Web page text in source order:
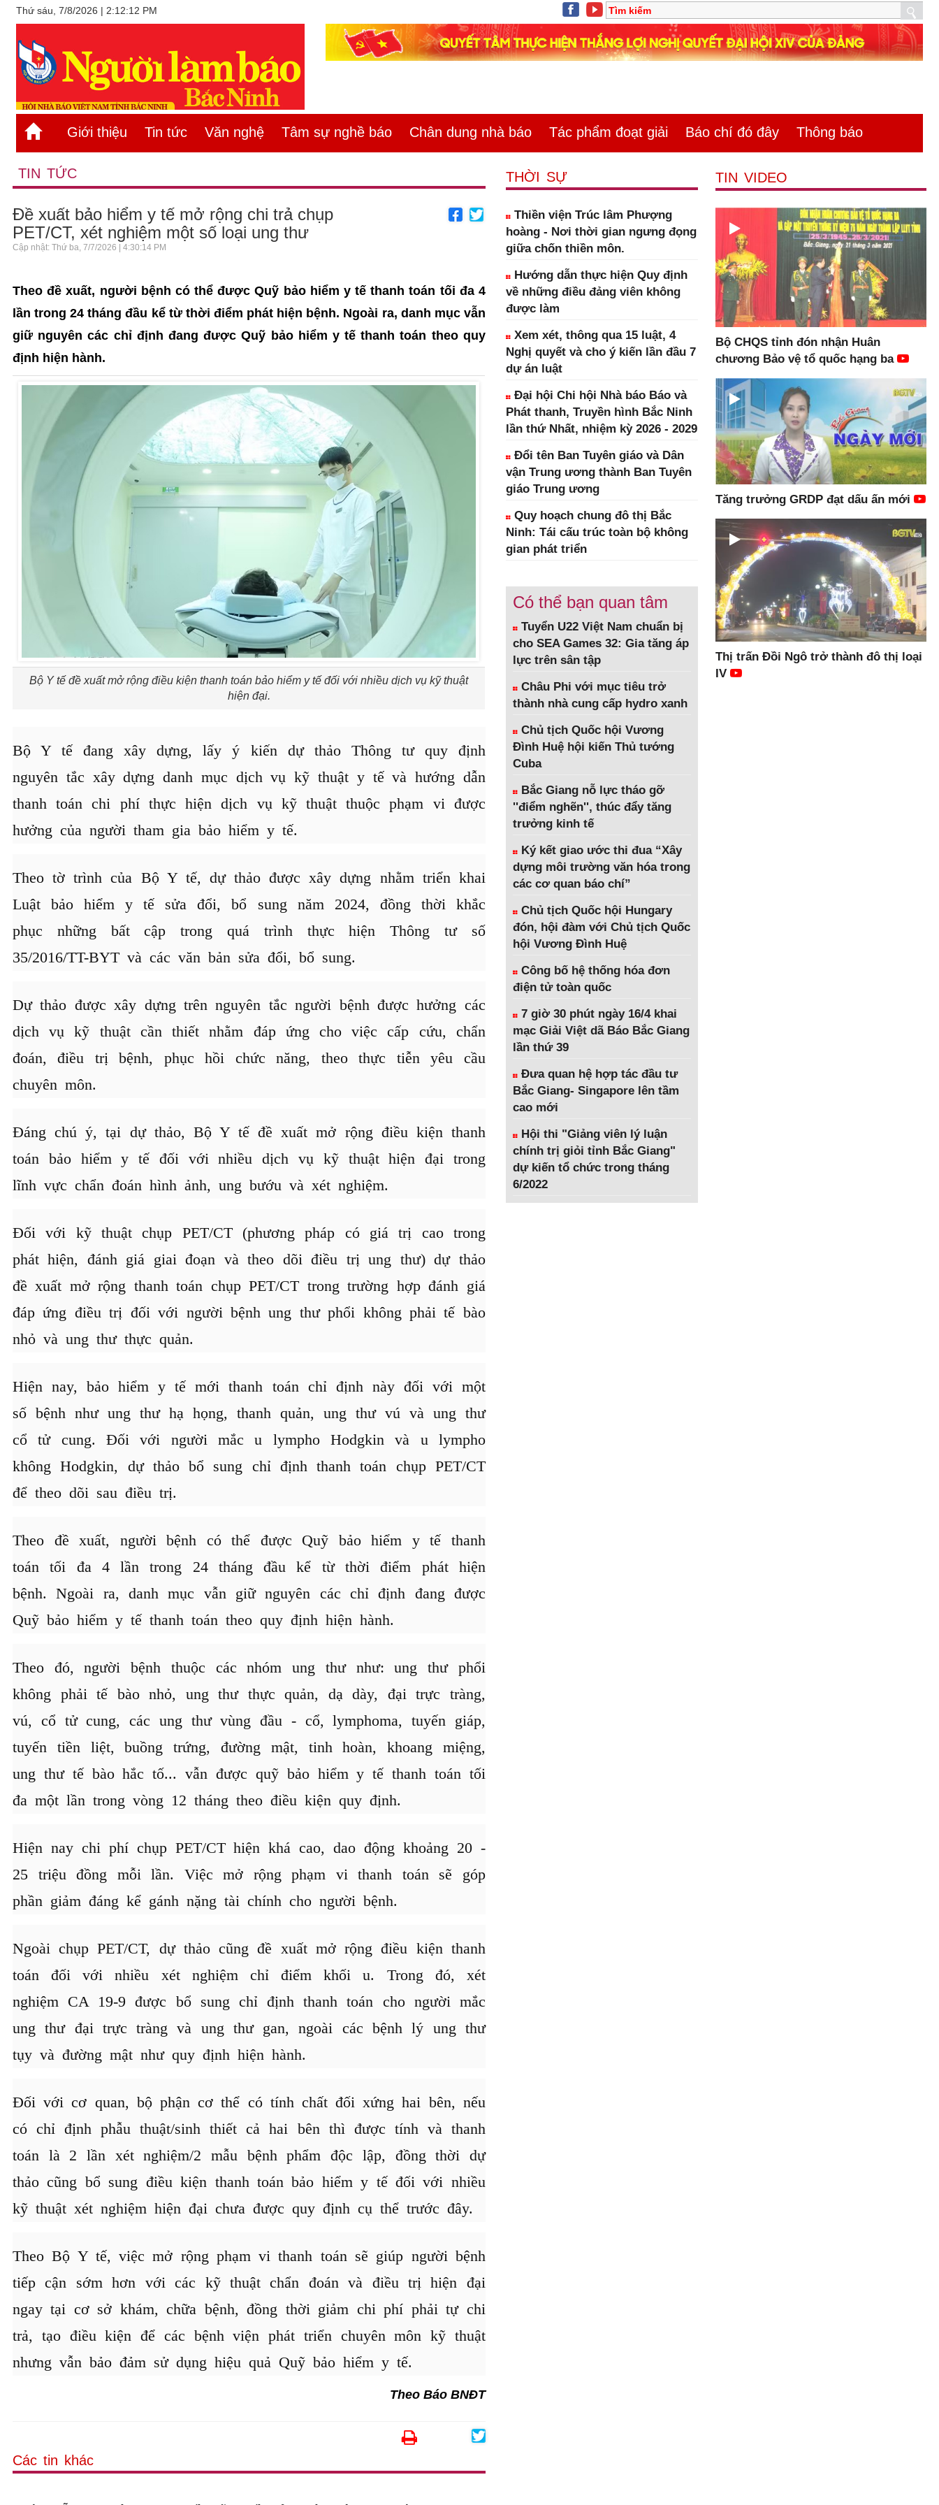
Thứ sáu, 7/8/2026 | 2:12:12 PM
Giới thiệu Tin tức Văn nghệ Tâm sự nghề báo Chân dung nhà báo Tác phẩm đoạt giải Báo chí đó đây Thông báo
TIN TỨC
Đề xuất bảo hiểm y tế mở rộng chi trả chụp
PET/CT, xét nghiệm một số loại ung thư
Cập nhật: Thứ ba, 7/7/2026 | 4:30:14 PM
Theo đề xuất, người bệnh có thể được Quỹ bảo hiểm y tế thanh toán tối đa 4
lần trong 24 tháng đầu kể từ thời điểm phát hiện bệnh. Ngoài ra, danh mục vẫn
giữ nguyên các chỉ định đang được Quỹ bảo hiểm y tế thanh toán theo quy
định hiện hành.
Bộ Y tế đề xuất mở rộng điều kiện thanh toán bảo hiểm y tế đối với nhiều dịch vụ kỹ thuật
hiện đại.
Bộ Y tế đang xây dựng, lấy ý kiến dự thảo Thông tư quy định
nguyên tắc xây dựng danh mục dịch vụ kỹ thuật y tế và hướng dẫn
thanh toán chi phí thực hiện dịch vụ kỹ thuật thuộc phạm vi được
hưởng của người tham gia bảo hiểm y tế.
Theo tờ trình của Bộ Y tế, dự thảo được xây dựng nhằm triển khai
Luật bảo hiểm y tế sửa đổi, bổ sung năm 2024, đồng thời khắc
phục những bất cập trong quá trình thực hiện Thông tư số
35/2016/TT-BYT và các văn bản sửa đổi, bổ sung.
Dự thảo được xây dựng trên nguyên tắc người bệnh được hưởng các
dịch vụ kỹ thuật cần thiết nhằm đáp ứng cho việc cấp cứu, chẩn
đoán, điều trị bệnh, phục hồi chức năng, theo thực tiễn yêu cầu
chuyên môn.
Đáng chú ý, tại dự thảo, Bộ Y tế đề xuất mở rộng điều kiện thanh
toán bảo hiểm y tế đối với nhiều dịch vụ kỹ thuật hiện đại trong
lĩnh vực chẩn đoán hình ảnh, ung bướu và xét nghiệm.
Đối với kỹ thuật chụp PET/CT (phương pháp có giá trị cao trong
phát hiện, đánh giá giai đoạn và theo dõi điều trị ung thư) dự thảo
đề xuất mở rộng thanh toán chụp PET/CT trong trường hợp đánh giá
đáp ứng điều trị đối với người bệnh ung thư phổi không phải tế bào
nhỏ và ung thư thực quản.
Hiện nay, bảo hiểm y tế mới thanh toán chỉ định này đối với một
số bệnh như ung thư hạ họng, thanh quản, ung thư vú và ung thư
cổ tử cung. Đối với người mắc u lympho Hodgkin và u lympho
không Hodgkin, dự thảo bổ sung chỉ định thanh toán chụp PET/CT
để theo dõi sau điều trị.
Theo đề xuất, người bệnh có thể được Quỹ bảo hiểm y tế thanh
toán tối đa 4 lần trong 24 tháng đầu kể từ thời điểm phát hiện
bệnh. Ngoài ra, danh mục vẫn giữ nguyên các chỉ định đang được
Quỹ bảo hiểm y tế thanh toán theo quy định hiện hành.
Theo đó, người bệnh thuộc các nhóm ung thư như: ung thư phổi
không phải tế bào nhỏ, ung thư thực quản, dạ dày, đại trực tràng,
vú, cổ tử cung, các ung thư vùng đầu - cổ, lymphoma, tuyến giáp,
tuyến tiền liệt, buồng trứng, đường mật, tinh hoàn, khoang miệng,
ung thư tế bào hắc tố... vẫn được quỹ bảo hiểm y tế thanh toán tối
đa một lần trong vòng 12 tháng theo điều kiện quy định.
Hiện nay chi phí chụp PET/CT hiện khá cao, dao động khoảng 20 -
25 triệu đồng mỗi lần. Việc mở rộng phạm vi thanh toán sẽ góp
phần giảm đáng kể gánh nặng tài chính cho người bệnh.
Ngoài chụp PET/CT, dự thảo cũng đề xuất mở rộng điều kiện thanh
toán đối với nhiều xét nghiệm chỉ điểm khối u. Trong đó, xét
nghiệm CA 19-9 được bổ sung chỉ định thanh toán cho người mắc
ung thư đại trực tràng và ung thư gan, ngoài các bệnh lý ung thư
tụy và đường mật như quy định hiện hành.
Đối với cơ quan, bộ phận cơ thể có tính chất đối xứng hai bên, nếu
có chỉ định phẫu thuật/sinh thiết cả hai bên thì được tính và thanh
toán là 2 lần xét nghiệm/2 mẫu bệnh phẩm độc lập, đồng thời dự
thảo cũng bổ sung điều kiện thanh toán bảo hiểm y tế đối với nhiều
kỹ thuật xét nghiệm hiện đại chưa được quy định cụ thể trước đây.
Theo Bộ Y tế, việc mở rộng phạm vi thanh toán sẽ giúp người bệnh
tiếp cận sớm hơn với các kỹ thuật chẩn đoán và điều trị hiện đại
ngay tại cơ sở khám, chữa bệnh, đồng thời giảm chi phí phải tự chi
trả, tạo điều kiện để các bệnh viện phát triển chuyên môn kỹ thuật
nhưng vẫn bảo đảm sử dụng hiệu quả Quỹ bảo hiểm y tế.
Theo Báo BNĐT
Các tin khác
THỜI SỰ
Thiền viện Trúc lâm Phượng
hoàng - Nơi thời gian ngưng đọng
giữa chốn thiền môn.
Hướng dẫn thực hiện Quy định
về những điều đảng viên không
được làm
Xem xét, thông qua 15 luật, 4
Nghị quyết và cho ý kiến lần đầu 7
dự án luật
Đại hội Chi hội Nhà báo Báo và
Phát thanh, Truyền hình Bắc Ninh
lần thứ Nhất, nhiệm kỳ 2026 - 2029
Đổi tên Ban Tuyên giáo và Dân
vận Trung ương thành Ban Tuyên
giáo Trung ương
Quy hoạch chung đô thị Bắc
Ninh: Tái cấu trúc toàn bộ không
gian phát triển
Có thể bạn quan tâm
Tuyển U22 Việt Nam chuẩn bị
cho SEA Games 32: Gia tăng áp
lực trên sân tập
Châu Phi với mục tiêu trở
thành nhà cung cấp hydro xanh
Chủ tịch Quốc hội Vương
Đình Huệ hội kiến Thủ tướng
Cuba
Bắc Giang nỗ lực tháo gỡ
''điểm nghẽn'', thúc đẩy tăng
trưởng kinh tế
Ký kết giao ước thi đua “Xây
dựng môi trường văn hóa trong
các cơ quan báo chí”
Chủ tịch Quốc hội Hungary
đón, hội đàm với Chủ tịch Quốc
hội Vương Đình Huệ
Công bố hệ thống hóa đơn
điện tử toàn quốc
7 giờ 30 phút ngày 16/4 khai
mạc Giải Việt dã Báo Bắc Giang
lần thứ 39
Đưa quan hệ hợp tác đầu tư
Bắc Giang- Singapore lên tầm
cao mới
Hội thi "Giảng viên lý luận
chính trị giỏi tỉnh Bắc Giang"
dự kiến tổ chức trong tháng
6/2022
TIN VIDEO
Bộ CHQS tỉnh đón nhận Huân
chương Bảo vệ tổ quốc hạng ba
Tăng trưởng GRDP đạt dấu ấn mới
Thị trấn Đồi Ngô trở thành đô thị loại
IV